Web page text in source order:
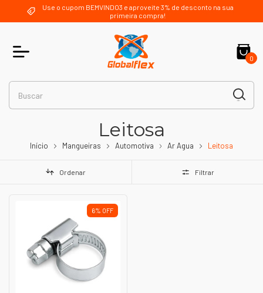
Use o cupom BEMVINDO3 e aproveite 3% de desconto na sua
primeira compra!
0
Leitosa
Início Mangueiras Automotiva Ar Agua Leitosa
Ordenar Filtrar
6% OFF